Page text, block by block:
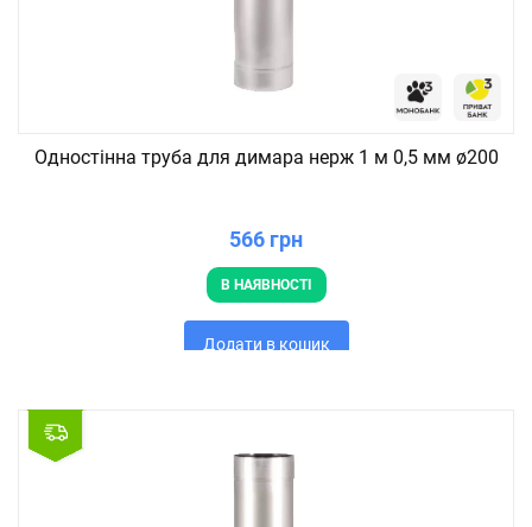
Одностінна труба для димара нерж 1 м 0,5 мм ø200
566 грн
В НАЯВНОСТІ
Додати в кошик